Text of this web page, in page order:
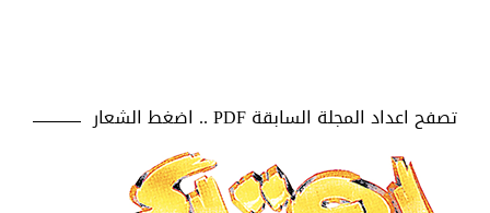
تصفح اعداد المجلة السابقة PDF .. اضغط الشعار